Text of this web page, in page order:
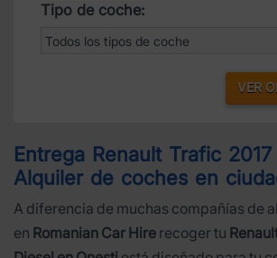
Tipo de coche:
VER
Entrega Renault Trafic 2017
Alquiler de coches en
A diferencia de muchas compañías de
en Romanian Car Hire recoger tu